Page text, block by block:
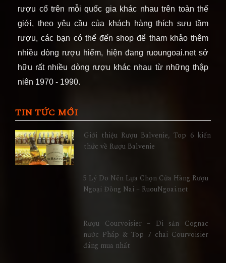
rượu cổ trên mỗi quốc gia khác nhau trên toàn thế
giới, theo yêu cầu của khách hàng thích sưu tầm
rượu, các bạn có thể đến shop để tham khảo thêm
nhiều dòng rượu hiếm, hiện đang ruoungoai.net sở
hữu rất nhiều dòng rượu khác nhau từ những thập
niên 1970 - 1990.
TIN TỨC MỚI
Giới thiệu Rượu Balvenie, Top 6 kiến
thức về Rượu Balvenie
5 Lý Do Nên Lựa Chọn Cửa Hàng Rượu
Ngoại Đồng Nai – RuouNgoai.net
Rượu Courvoisier – Di sản Cognac
nước Pháp & Top 7 chai Courvoisier
đáng mua nhất